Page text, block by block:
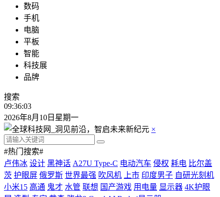
数码
手机
电脑
平板
智能
科技展
品牌
搜索
09:36:04
2026年8月10日星期一
×
#热门搜索#
卢伟冰 设计 黑神话 A27U Type-C 电动汽车 侵权 耗电 比尔盖
茨 护眼屏 俄罗斯 世界最强 吹风机 上市 印度男子 自研光刻机
小米15 高通 鬼才 水管 联想 国产游戏 用电量 显示器 4K护眼